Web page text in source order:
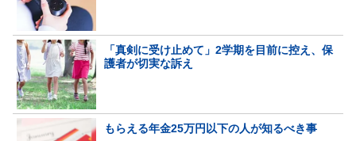
「真剣に受け止めて」2学期を目前に控え、保
護者が切実な訴え
もらえる年金25万円以下の人が知るべき事